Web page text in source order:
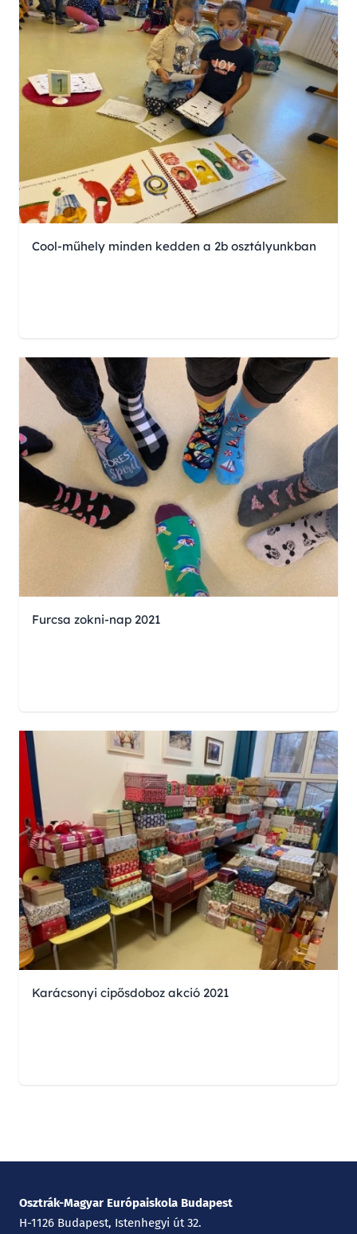
Cool-műhely minden kedden a 2b osztályunkban
Furcsa zokni-nap 2021
Karácsonyi cipősdoboz akció 2021
Osztrák-Magyar Európaiskola Budapest
H-1126 Budapest, Istenhegyi út 32.